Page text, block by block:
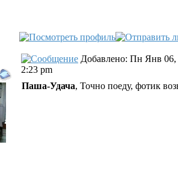
Добавлено: Пн Янв 06,
2:23 pm
Паша-Удача, Точно поеду, фотик